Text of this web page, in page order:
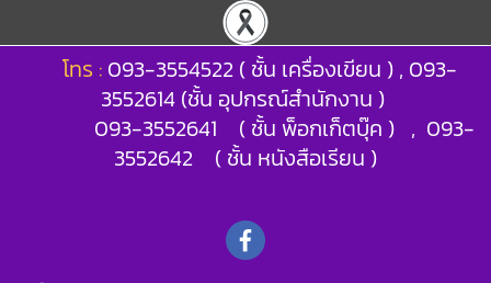
โทร : 093-3554522 ( ชั้น เครื่องเขียน ) , 093-
3552614 (ชั้น อุปกรณ์สำนักงาน )
093-3552641 ( ชั้น พ็อกเก็ตบุ๊ค ) , 093-
3552642 ( ชั้น หนังสือเรียน )